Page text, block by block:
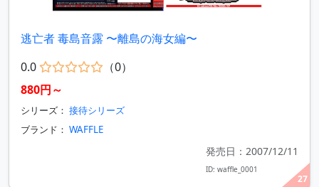
27
逃亡者 毒島音露 〜離島の海女編〜
0.0
（0）
880円～
シリーズ： 接待シリーズ
ブランド： WAFFLE
発売日：2007/12/11
ID: waffle_0001